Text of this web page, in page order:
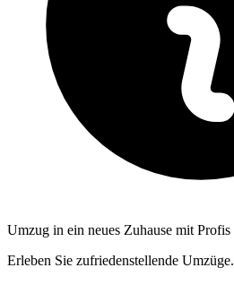
Umzug in ein neues Zuhause mit Profis
Erleben Sie zufriedenstellende Umzüge.